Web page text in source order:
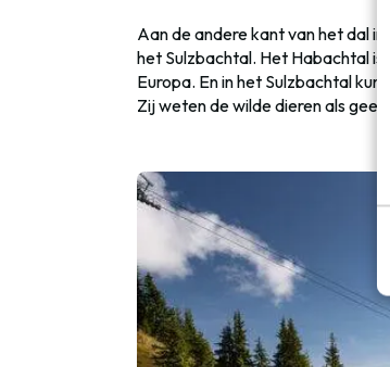
Aan de andere kant van het dal
het Sulzbachtal. Het Habachtal is
Europa. En in het Sulzbachtal
Zij weten de wilde dieren als geen